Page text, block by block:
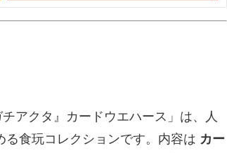
アクタ』カードウエハース」は、人
食玩コレクションです。内容は カー